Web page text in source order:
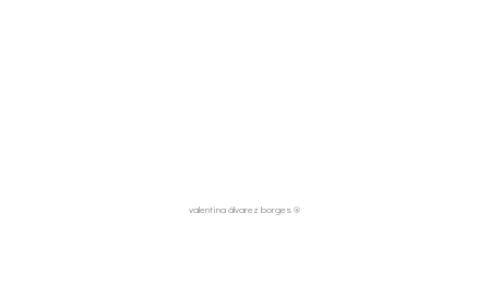
valentina álvarez borges ®